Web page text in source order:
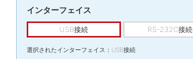
インターフェイス
USB接続 RS-232C接続
選択されたインターフェイス：USB接続